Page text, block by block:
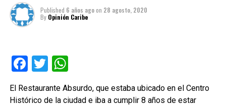
Published 6 años agoon 28 agosto, 2020
By Opinión Caribe
Facebook
TwitterWhatsApp
El Restaurante Absurdo, que estaba ubicado en el Centro
Histórico de la ciudad e iba a cumplir 8 años de estar